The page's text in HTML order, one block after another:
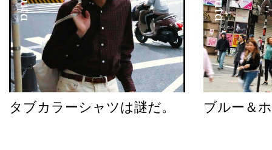
タブカラーシャツは謎だ。 ブルー＆